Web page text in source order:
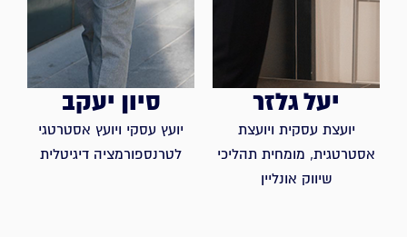
יעל גלזר
יועצת עסקית ויועצת
אסטרטגית, מומחית תהליכי
שיווק אונליין
סיון יעקב
יועץ עסקי ויועץ אסטרטגי
לטרנספורמציה דיגיטלית